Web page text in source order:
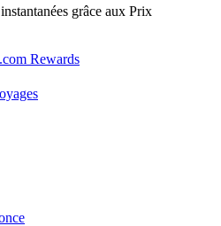
grâce aux Prix
Rewards